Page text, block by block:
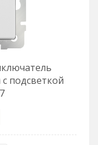
подсветкой